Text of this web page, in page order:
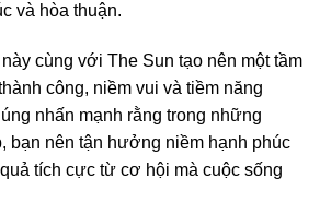
và hòa thuận.
cùng với The Sun tạo nên một tầm
công, niềm vui và tiềm năng
nhấn mạnh rằng trong những
bạn nên tận hưởng niềm hạnh phúc
tích cực từ cơ hội mà cuộc sống